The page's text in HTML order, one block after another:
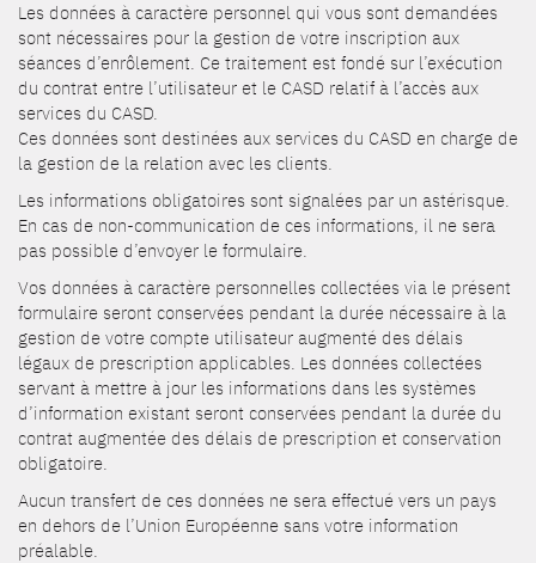
Les données à caractère personnel qui vous sont demandées
sont nécessaires pour la gestion de votre inscription aux
séances d’enrôlement. Ce traitement est fondé sur l’exécution
du contrat entre l’utilisateur et le CASD relatif à l’accès aux
services du CASD.
Ces données sont destinées aux services du CASD en charge de
la gestion de la relation avec les clients.
Les informations obligatoires sont signalées par un astérisque.
En cas de non-communication de ces informations, il ne sera
pas possible d’envoyer le formulaire.
Vos données à caractère personnelles collectées via le présent
formulaire seront conservées pendant la durée nécessaire à la
gestion de votre compte utilisateur augmenté des délais
légaux de prescription applicables. Les données collectées
servant à mettre à jour les informations dans les systèmes
d’information existant seront conservées pendant la durée du
contrat augmentée des délais de prescription et conservation
obligatoire.
Aucun transfert de ces données ne sera effectué vers un pays
en dehors de l’Union Européenne sans votre information
préalable.